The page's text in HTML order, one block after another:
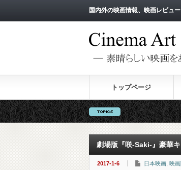
国内外の映画情報、映画レビュ
国内外の映画情報、映画レビュ
トップページ
劇場版『咲-Saki-』豪華
2017-1-6 日本映画 映